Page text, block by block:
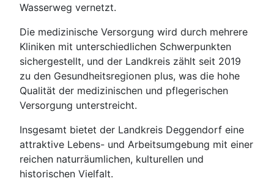
Wasserweg vernetzt.
Die medizinische Versorgung wird durch mehrere
Kliniken mit unterschiedlichen Schwerpunkten
sichergestellt, und der Landkreis zählt seit 2019
zu den Gesundheitsregionen plus, was die hohe
Qualität der medizinischen und pflegerischen
Versorgung unterstreicht.
Insgesamt bietet der Landkreis Deggendorf eine
attraktive Lebens- und Arbeitsumgebung mit einer
reichen naturräumlichen, kulturellen und
historischen Vielfalt.